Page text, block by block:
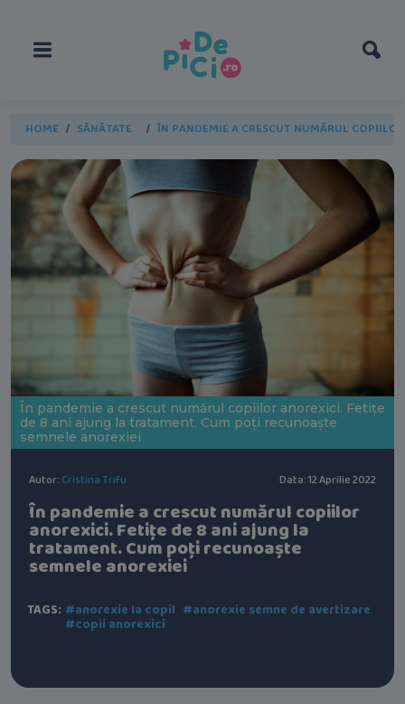
HOME SĂNĂTATE ÎN PANDEMIE A CRESCUT NUMĂRUL
În pandemie a crescut numărul copiilor anorexici. Fetițe
de 8 ani ajung la tratament. Cum poți recunoaște
semnele anorexiei
Autor: Cristina Trifu Data: 12 Aprilie 2022
În pandemie a crescut numărul copiilor
anorexici. Fetițe de 8 ani ajung la
tratament. Cum poți recunoaște
semnele anorexiei
TAGS: #anorexie la copil #anorexie semne de avertizare
#copii anorexici